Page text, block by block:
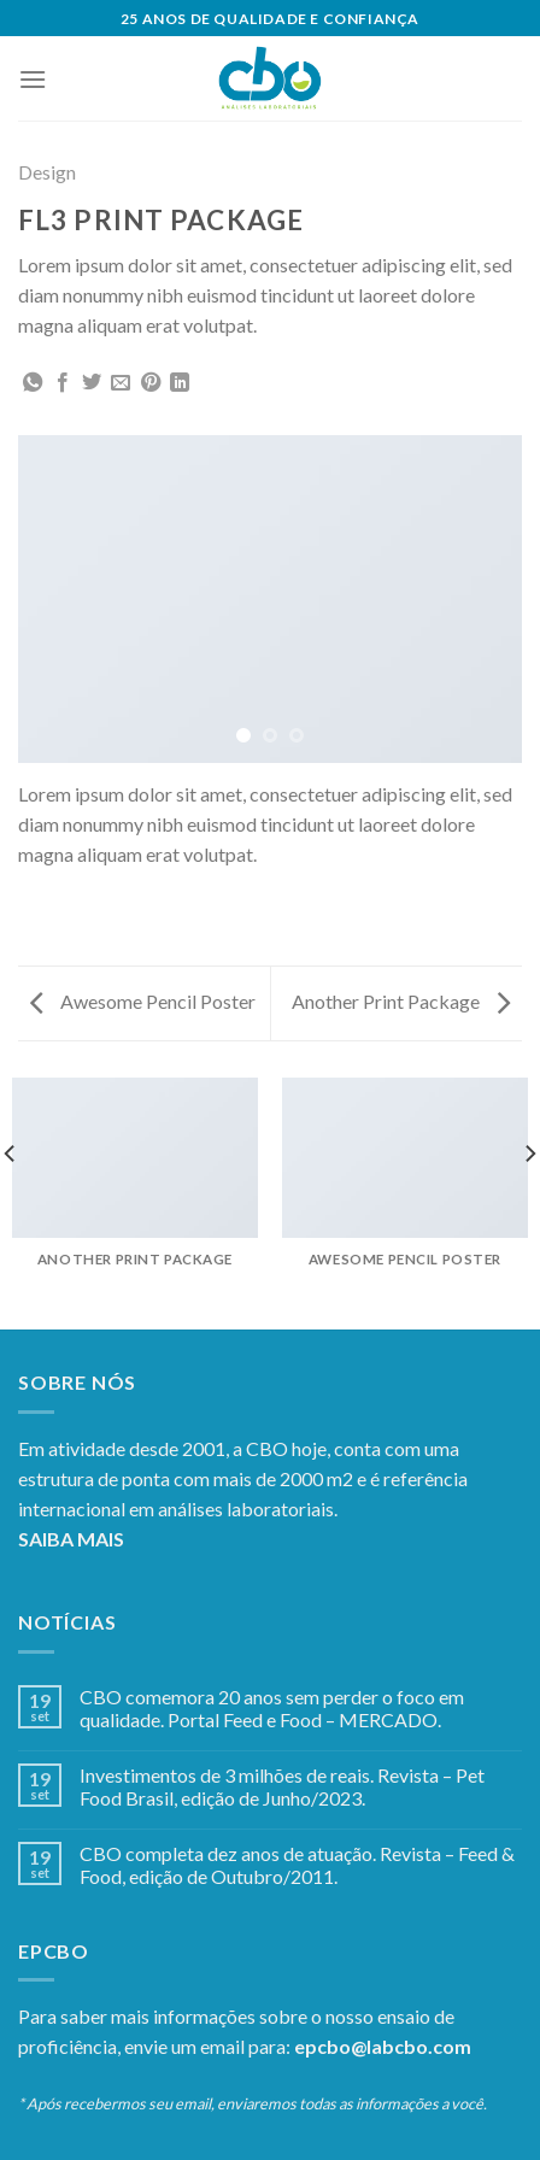
to
content
25 ANOS DE QUALIDADE E CONFIANÇA
Design
FL3 PRINT PACKAGE
Lorem ipsum dolor sit amet, consectetuer adipiscing elit, sed
diam nonummy nibh euismod tincidunt ut laoreet dolore
magna aliquam erat volutpat.
Lorem ipsum dolor sit amet, consectetuer adipiscing elit, sed
diam nonummy nibh euismod tincidunt ut laoreet dolore
magna aliquam erat volutpat.
Awesome Pencil Poster Another Print Package
ANOTHER PRINT PACKAGE AWESOME PENCIL POSTER
SOBRE NÓS
Em atividade desde 2001, a CBO hoje, conta com uma
estrutura de ponta com mais de 2000 m2 e é referência
internacional em análises laboratoriais.
SAIBA MAIS
NOTÍCIAS
19
set
CBO comemora 20 anos sem perder o foco em
qualidade. Portal Feed e Food – MERCADO.
19
set
Investimentos de 3 milhões de reais. Revista – Pet
Food Brasil, edição de Junho/2023.
19
set
CBO completa dez anos de atuação. Revista – Feed &
Food, edição de Outubro/2011.
EPCBO
Para saber mais informações sobre o nosso ensaio de
proficiência, envie um email para: epcbo@labcbo.com
* Após recebermos seu email, enviaremos todas as informações a você.